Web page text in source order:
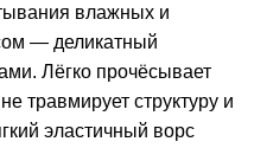
влажных и
— деликатный
Лёгко прочёсывает
травмирует структуру и
эластичный ворс